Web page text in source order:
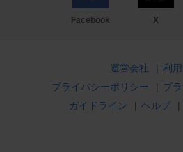
Facebook X
運営会社 | 利
プライバシーポリシー
| プ
ガイドライン
| ヘルプ |